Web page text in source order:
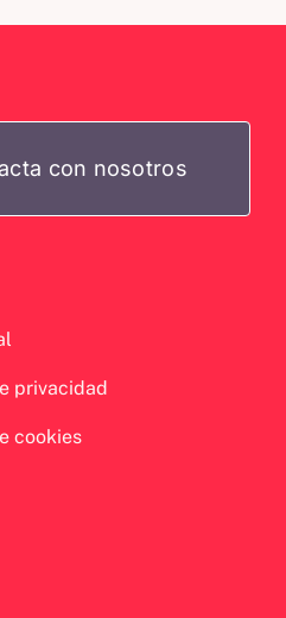
con nosotros
privacidad
cookies